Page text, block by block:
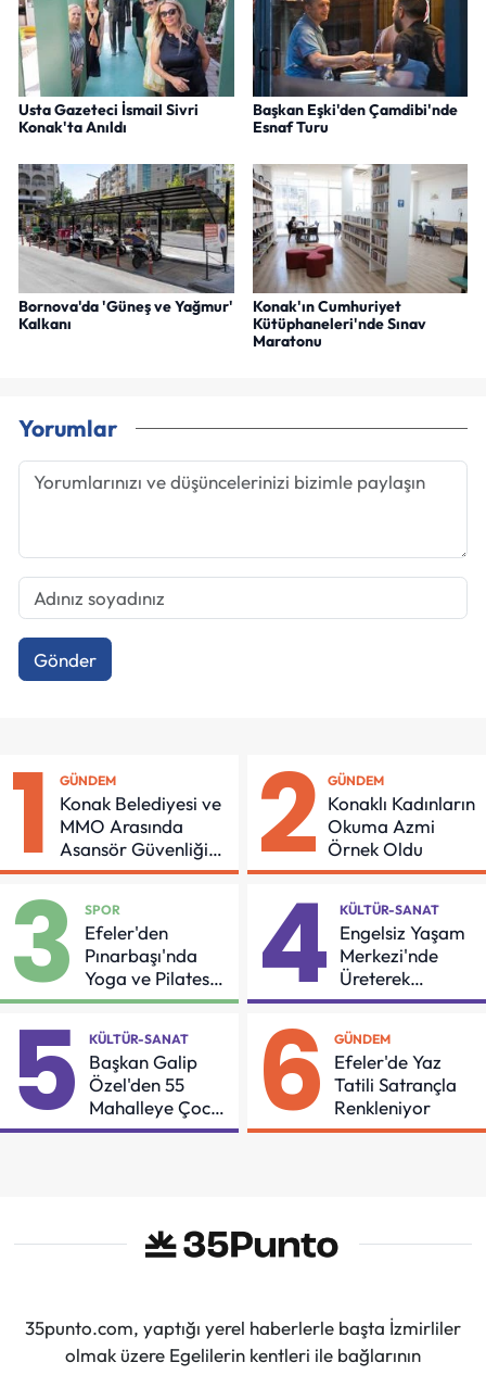
Usta Gazeteci İsmail Sivri
Konak'ta Anıldı
Başkan Eşki'den Çamdibi'nde
Esnaf Turu
Bornova'da 'Güneş ve Yağmur'
Kalkanı
Konak'ın Cumhuriyet
Kütüphaneleri'nde Sınav
Maratonu
Yorumlar
Gönder
1 GÜNDEM
Konak Belediyesi ve
MMO Arasında
Asansör Güvenliği
İçin Önemli Protokol
2 GÜNDEM
Konaklı Kadınların
Okuma Azmi
Örnek Oldu
3 SPOR
Efeler'den
Pınarbaşı'nda
Yoga ve Pilates
Buluşması
4 KÜLTÜR-SANAT
Engelsiz Yaşam
Merkezi'nde
Üreterek
Güçleniyorlar
5 KÜLTÜR-SANAT
Başkan Galip
Özel'den 55
Mahalleye Çocuk
Şenliği
6 GÜNDEM
Efeler'de Yaz
Tatili Satrançla
Renkleniyor
35punto.com, yaptığı yerel haberlerle başta İzmirliler
olmak üzere Egelilerin kentleri ile bağlarının